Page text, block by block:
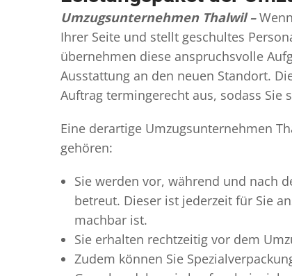
Umzugsunternehmen Thalwil –
Ihrer Seite und stellt geschultes
übernehmen diese anspruchsvolle
Ausstattung an den neuen Standort.
Auftrag termingerecht aus, sodass
Eine derartige Umzugsunternehmen
gehören:
Sie werden vor, während und nach
betreut. Dieser ist jederzeit für Sie
machbar ist.
Sie erhalten rechtzeitig vor dem
Zudem können Sie